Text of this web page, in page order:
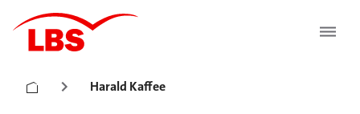
Harald Kaffee